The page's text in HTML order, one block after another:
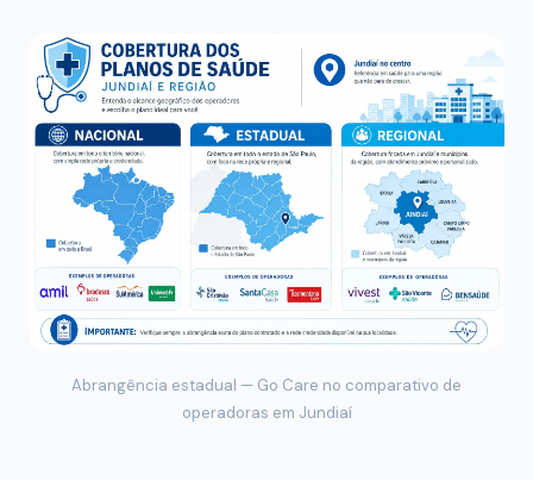
Abrangência estadual — Go Care no comparativo de
operadoras em Jundiaí